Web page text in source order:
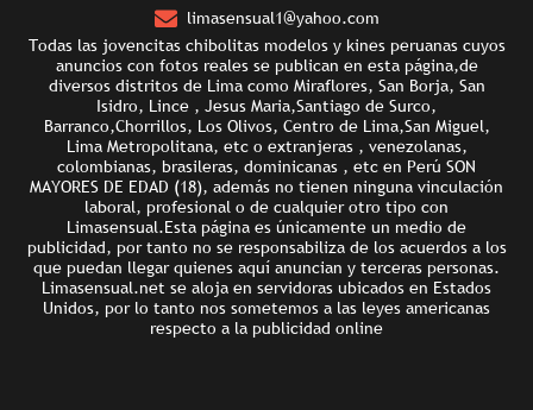
limasensual1@yahoo.com
Todas las jovencitas chibolitas modelos y kines peruanas cuyos
anuncios con fotos reales se publican en esta página,de
diversos distritos de Lima como Miraflores, San Borja, San
Isidro, Lince , Jesus Maria,Santiago de Surco,
Barranco,Chorrillos, Los Olivos, Centro de Lima,San Miguel,
Lima Metropolitana, etc o extranjeras , venezolanas,
colombianas, brasileras, dominicanas , etc en Perú SON
MAYORES DE EDAD (18), además no tienen ninguna vinculación
laboral, profesional o de cualquier otro tipo con
Limasensual.Esta página es únicamente un medio de
publicidad, por tanto no se responsabiliza de los acuerdos a los
que puedan llegar quienes aquí anuncian y terceras personas.
Limasensual.net se aloja en servidoras ubicados en Estados
Unidos, por lo tanto nos sometemos a las leyes americanas
respecto a la publicidad online